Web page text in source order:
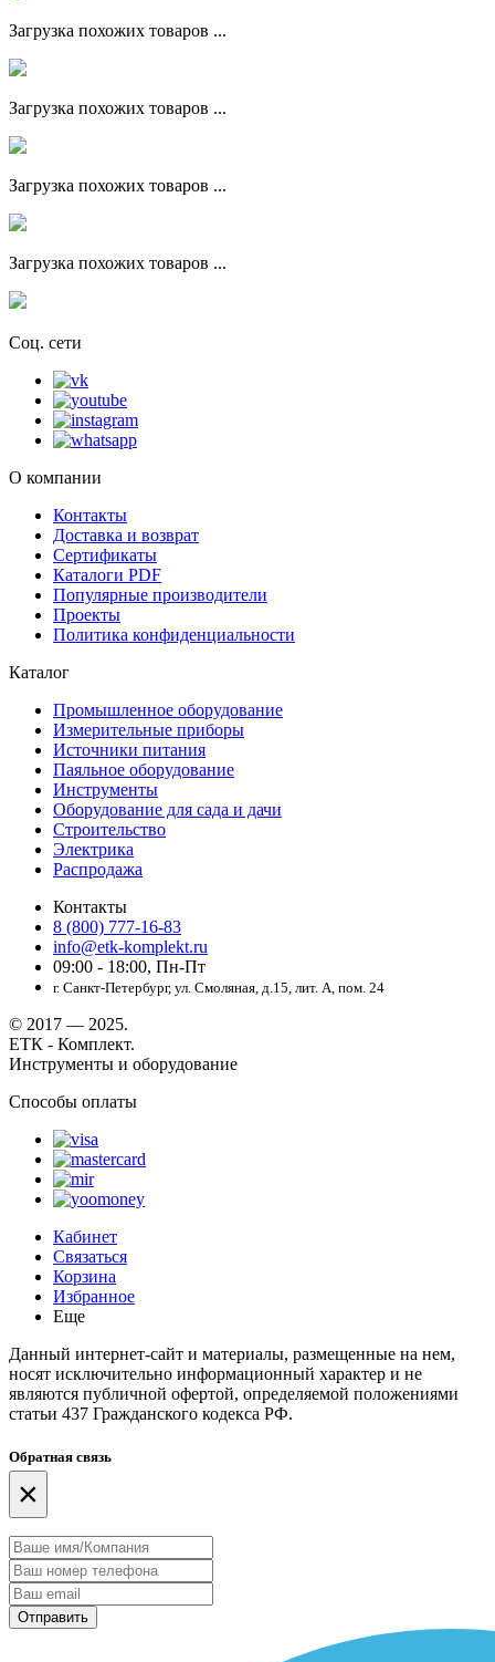
Загрузка похожих товаров ...
Загрузка похожих товаров ...
Загрузка похожих товаров ...
Загрузка похожих товаров ...
Соц. сети
О компании
Контакты
Доставка и возврат
Сертификаты
Каталоги PDF
Популярные производители
Проекты
Политика конфиденциальности
Каталог
Промышленное оборудование
Измерительные приборы
Источники питания
Паяльное оборудование
Инструменты
Оборудование для сада и дачи
Строительство
Электрика
Распродажа
Контакты
8 (800) 777-16-83
info@etk-komplekt.ru
09:00 - 18:00, Пн-Пт
г. Санкт-Петербург, ул. Смоляная, д.15, лит. А, пом. 24
© 2017 — 2025.
ЕТК - Комплект.
Инструменты и оборудование
Способы оплаты
Кабинет
Связаться
Корзина
Избранное
Еще
Данный интернет-сайт и материалы, размещенные на нем,
носят исключительно информационный характер и не
являются публичной офертой, определяемой положениями
статьи 437 Гражданского кодекса РФ.
Обратная связь
×
Отправить